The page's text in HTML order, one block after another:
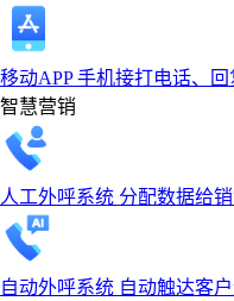
移动APP手机接打电话、回
智慧营销
人工外呼系统 分配数据给
自动外呼系统 自动触达客